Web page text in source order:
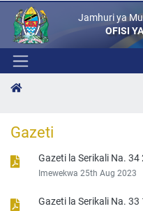
Jamhuri ya
OFISI
Gazeti
Gazeti la Serikali Na.
Imewekwa 25th Aug 2023
Gazeti la Serikali Na.